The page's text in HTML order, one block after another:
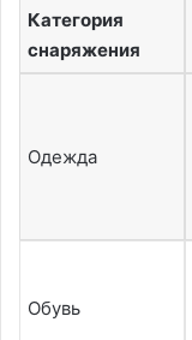
Категория
снаряжения
Одежда
Обувь